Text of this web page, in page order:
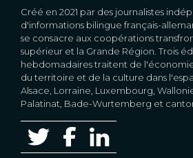
Créé en 2021 par des journalistes
d'informations bilingue français-
se consacre aux coopérations
supérieur et la Grande Région. Trois
hebdomadaires traitent de
du territoire et de la culture dans
Alsace, Lorraine, Luxembourg,
Palatinat, Bade-Wurtemberg et